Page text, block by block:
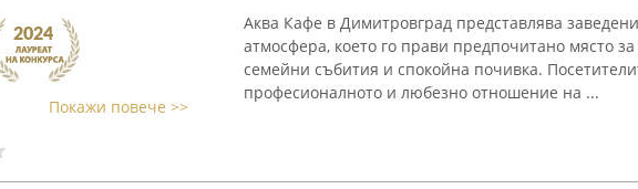
Покажи повече >>
Аква Кафе в Димитровград представлява
атмосфера, което го прави предпочитано място
семейни събития и спокойна почивка.
професионалното и любезно отношение на ...